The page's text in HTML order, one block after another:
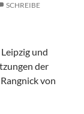
SCHREIBE
und
der
von